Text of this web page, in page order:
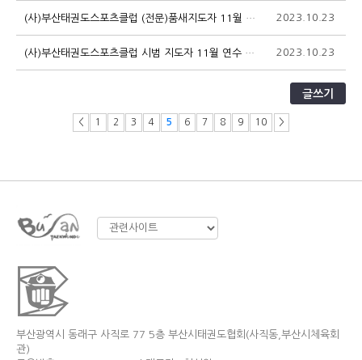
(사)부산태권도스포츠클럽 (전문)품새지도자 11월 연수 모집 2023.10.23
(사)부산태권도스포츠클럽 시범 지도자 11월 연수 모집 2023.10.23
글쓰기
< 1 2 3 4 5 6 7 8 9 10 >
부산광역시 동래구 사직로 77 5층 부산시태권도협회(사직동,부산시체육회
관)